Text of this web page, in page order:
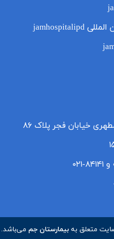
المللی jamhospitalipd
خیابان فجر پلاک ۸۶
متعلق به بیمارستان جم می‌باشد.